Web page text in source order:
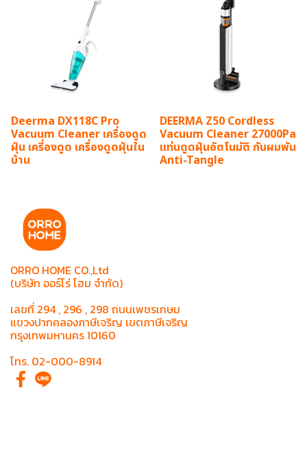
Deerma DX118C Pro
Vacuum Cleaner เครื่องดูด
ฝุ่น เครี่องดูด เครื่องดูดฝุ่นใน
บ้าน
DEERMA Z50 Cordless
Vacuum Cleaner 27000Pa
แท่นดูดฝุ่นอัตโนมัติ กันผมพัน
Anti-Tangle
ORRO HOME CO.,Ltd
(บริษัท ออร์โร่ โฮม จำกัด)
เลขที่ 294 , 296 , 298 ถนนเพชรเกษม
แขวงปากคลองภาษีเจริญ เขตภาษีเจริญ
กรุงเทพมหานคร 10160
โทร. 02-000-8914